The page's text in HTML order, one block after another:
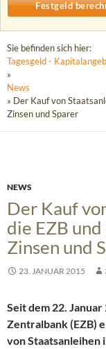
Sie befinden sich hier:
Tagesgeld -
»
News
» Der Kauf von
Zinsen und Sparer
NEWS
Der Kauf
die EZB
Zinsen und
23. JANUAR 2015
Seit dem 22.
Zentralbank (EZB)
von Staatsanleihen